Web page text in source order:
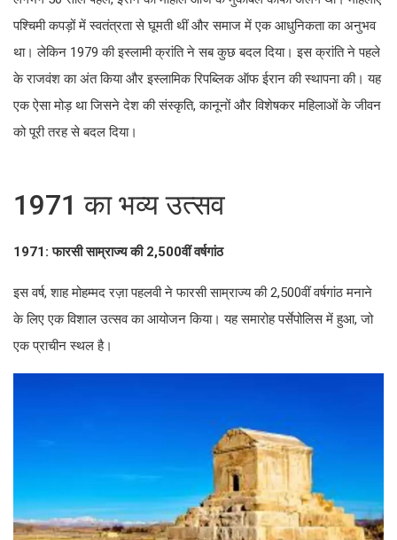
आधुनिकता का अनुभव था। लेकिन 1979 की इस्लामी क्रांति ने सब कुछ
बदल दिया। इस क्रांति ने पहले के राजवंश का अंत किया और इस्लामिक
रिपब्लिक ऑफ ईरान की स्थापना की। यह एक ऐसा मोड़ था जिसने देश की
संस्कृति, कानूनों और विशेषकर महिलाओं के जीवन को पूरी तरह से बदल
दिया।
1971: फारसी साम्राज्य की 2,500वीं वर्षगांठ
इस वर्ष, शाह मोहम्मद रज़ा पहलवी ने फारसी साम्राज्य की 2,500वीं वर्षगांठ
में हुआ, जो एक प्राचीन स्थल है।